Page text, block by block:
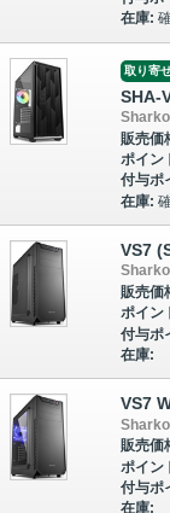
在庫:
取り寄
SHA-
販売価
ポイン
付与ポ
在庫:
VS7
販売価
ポイン
付与ポ
在庫:
VS7
販売価
ポイン
付与ポ
在庫: